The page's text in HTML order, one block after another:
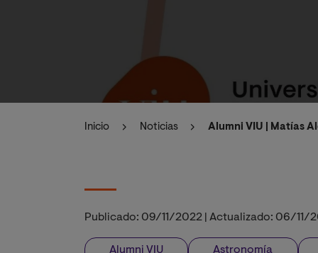
Inicio Noticias Alumni VIU | Matías
Publicado: 09/11/2022 Actualizado: 06/11/
Alumni VIU Astronomía